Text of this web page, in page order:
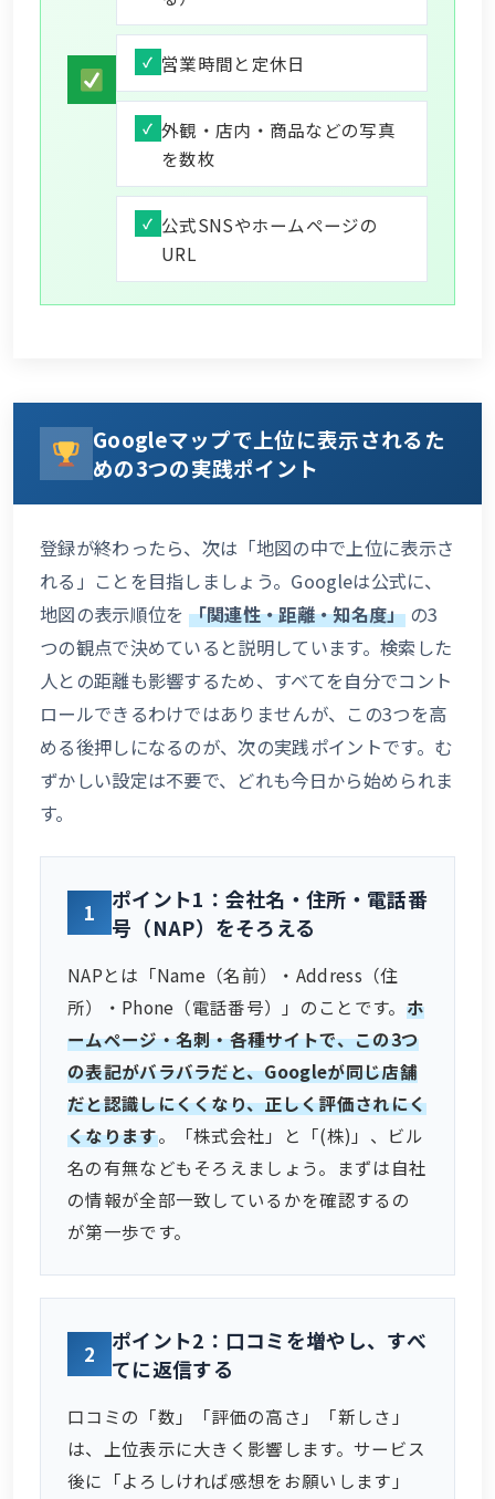
営業時間と定休日
外観・店内・商品などの写真
を数枚
公式SNSやホームページの
URL
Googleマップで上位に表示されるた
めの3つの実践ポイント
登録が終わったら、次は「地図の中で上位に表示さ
れる」ことを目指しましょう。Googleは公式に、
地図の表示順位を 「関連性・距離・知名度」の3
つの観点で決めていると説明しています。検索した
人との距離も影響するため、すべてを自分でコント
ロールできるわけではありませんが、この3つを高
める後押しになるのが、次の実践ポイントです。む
ずかしい設定は不要で、どれも今日から始められま
す。
1
ポイント1：会社名・住所・電話番
号（NAP）をそろえる
NAPとは「Name（名前）・Address（住
所）・Phone（電話番号）」のことです。 ホ
ームページ・名刺・各種サイトで、この3つ
の表記がバラバラだと、Googleが同じ店舗
だと認識しにくくなり、正しく評価されにく
くなります。「株式会社」と「(株)」、ビル
名の有無などもそろえましょう。まずは自社
の情報が全部一致しているかを確認するの
が第一歩です。
2
ポイント2：口コミを増やし、すべ
てに返信する
口コミの「数」「評価の高さ」「新しさ」
は、上位表示に大きく影響します。サービス
後に「よろしければ感想をお願いします」